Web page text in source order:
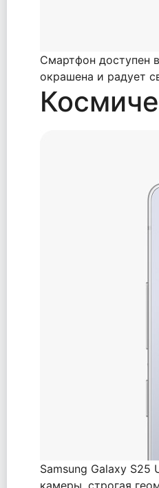
Смартфон доступен
окрашена и радует
Samsung Galaxy S25